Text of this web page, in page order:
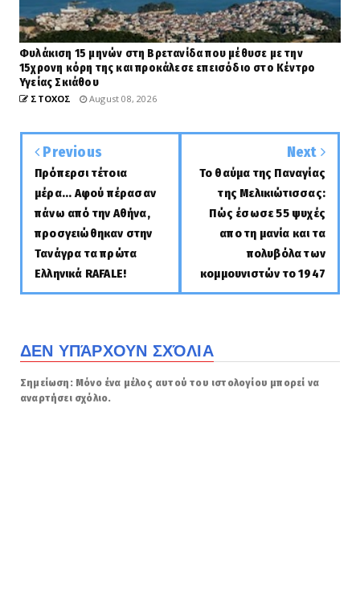
Φυλάκιση 15 μηνών στη Βρετανίδα που μέθυσε με την
15χρονη κόρη της και προκάλεσε επεισόδιο στο Κέντρο
Υγείας Σκιάθου
ΣΤΟΧΟΣ August 08, 2026
Previous
Πρόπερσι τέτοια
μέρα... Αφού πέρασαν
πάνω από την Αθήνα,
προσγειώθηκαν στην
Τανάγρα τα πρώτα
Ελληνικά RAFALE!
Next
Το θαύμα της Παναγίας
της Μελικιώτισσας:
Πώς έσωσε 55 ψυχές
απο τη μανία και τα
πολυβόλα των
κομμουνιστών το 1947
ΔΕΝ ΥΠΆΡΧΟΥΝ ΣΧΌΛΙΑ
Σημείωση: Μόνο ένα μέλος αυτού του ιστολογίου μπορεί να
αναρτήσει σχόλιο.